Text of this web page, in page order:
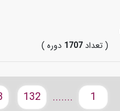
( تعداد1707 دوره )
1
.......
132